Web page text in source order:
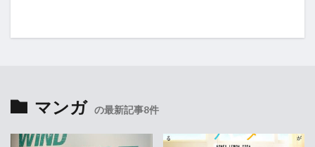
マンガ の最新記事8件